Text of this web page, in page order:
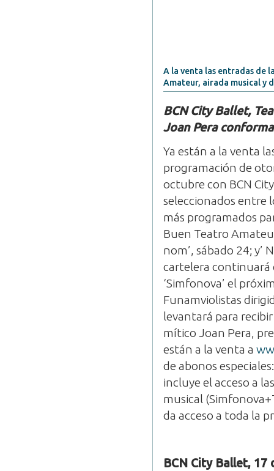
A la venta las entradas de
Amateur, airada musical y
BCN City Ballet,
Joan Pera
Ya están a la venta
programación de
octubre con BCN
seleccionados entre
más programados
Buen Teatro
nom’, sábado 24; y’
cartelera continuará
‘Simfonova’ el
Funamviolistas
levantará para
mítico Joan Pera,
están a la venta a
de abonos
incluye el acceso a
musical
da acceso a toda la
BCN City Ballet, 17